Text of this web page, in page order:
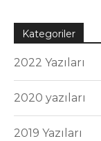
Kategoriler
2022 Yazıları
2020 yazıları
2019 Yazıları